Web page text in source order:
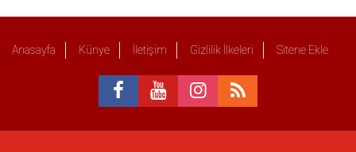
Anasayfa Künye İletişim Gizlilik İlkeleri Sitene Ekle